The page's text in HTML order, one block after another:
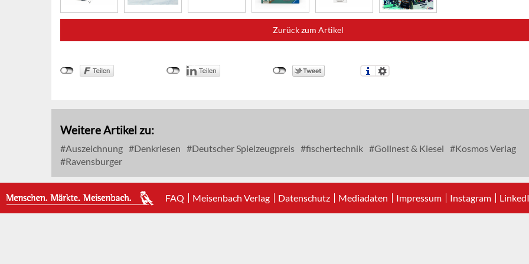
Zurück zum Artikel
Weitere Artikel zu:
Auszeichnung Denkriesen Deutscher Spielzeugpreis fischertechnik Gollnest & Kiesel
Kosmos Verlag
Ravensburger
FAQ Meisenbach Verlag Datenschutz Mediadaten Impressum Instagram